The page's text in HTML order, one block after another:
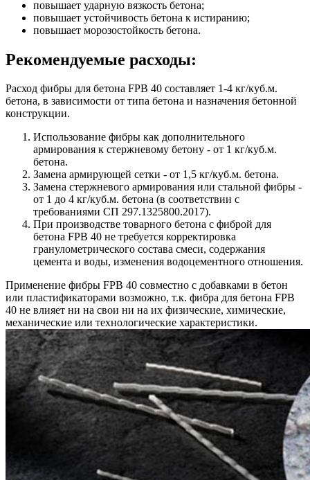
повышает ударную вязкость бетона;
повышает устойчивость бетона к истиранию;
повышает морозостойкость бетона.
Рекомендуемые расходы:
Расход фибры для бетона FPB 40 составляет 1-4 кг/куб.м.
бетона, в зависимости от типа бетона и назначения бетонной
конструкции.
Использование фибры как дополнительного
армирования к стержневому бетону - от 1 кг/куб.м.
бетона.
Замена армирующей сетки - от 1,5 кг/куб.м. бетона.
Замена стержневого армирования или стальной фибры -
от 1 до 4 кг/куб.м. бетона (в соответствии с
требованиями СП 297.1325800.2017).
При производстве товарного бетона с фиброй для
бетона FPB 40 не требуется корректировка
гранулометрического состава смеси, содержания
цемента и воды, изменения водоцементного отношения.
Применение фибры FPB 40 совместно с добавками в бетон
или пластификаторами возможно, т.к. фибра для бетона FPB
40 не влияет ни на свои ни на их физические, химические,
механические или технологические характеристики.